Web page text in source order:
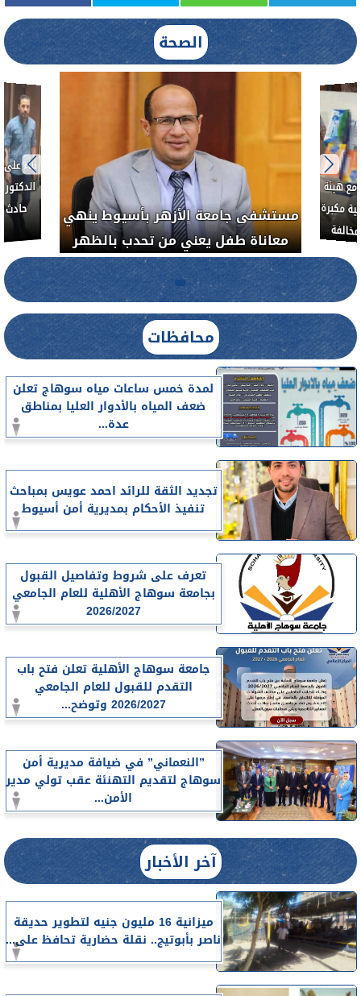
الصحة
بناءً
حادث
مستشفى جامعة الأزهر بأسيوط ينهي
معاناة طفل يعني من تحدب بالظهر
هيئة
مكبرة
محافظات
لمدة خمس ساعات مياه سوهاج تعلن
ضعف المياه بالأدوار العليا بمناطق
عدة...
تجديد الثقة للرائد احمد عويس بمباحث
تنفيذ الأحكام بمديرية أمن أسيوط
تعرف على شروط وتفاصيل القبول
بجامعة سوهاج الأهلية للعام الجامعي
2026/2027
جامعة سوهاج الأهلية تعلن فتح باب
التقدم للقبول للعام الجامعي
2026/2027 وتوضح...
”النعماني” في ضيافة مديرية أمن
سوهاج لتقديم التهنئة عقب تولي مدير
الأمن...
آخر الأخبار
ميزانية 16 مليون جنيه لتطوير حديقة
ناصر بأبوتيج.. نقلة حضارية تحافظ على...